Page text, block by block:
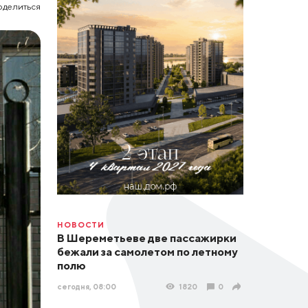
НОВОСТИ
В Шереметьеве две пассажирки
бежали за самолетом по летному
полю
сегодня, 08:00 1820 0